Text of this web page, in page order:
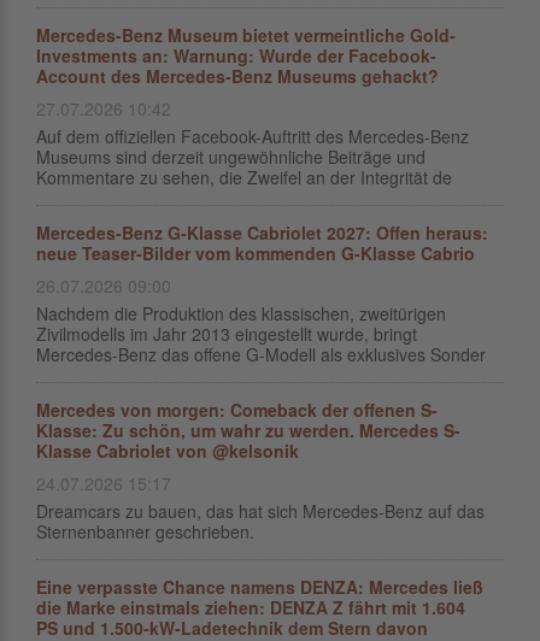
Mercedes-Benz Museum bietet vermeintliche Gold-
Investments an: Warnung: Wurde der Facebook-
Account des Mercedes-Benz Museums gehackt?
27.07.2026 10:42
Auf dem offiziellen Facebook-Auftritt des Mercedes-Benz
Museums sind derzeit ungewöhnliche Beiträge und
Kommentare zu sehen, die Zweifel an der Integrität de
Mercedes-Benz G-Klasse Cabriolet 2027: Offen heraus:
neue Teaser-Bilder vom kommenden G-Klasse Cabrio
26.07.2026 09:00
Nachdem die Produktion des klassischen, zweitürigen
Zivilmodells im Jahr 2013 eingestellt wurde, bringt
Mercedes-Benz das offene G-Modell als exklusives Sonder
Mercedes von morgen: Comeback der offenen S-
Klasse: Zu schön, um wahr zu werden. Mercedes S-
Klasse Cabriolet von @kelsonik
24.07.2026 15:17
Dreamcars zu bauen, das hat sich Mercedes-Benz auf das
Sternenbanner geschrieben.
Eine verpasste Chance namens DENZA: Mercedes ließ
die Marke einstmals ziehen: DENZA Z fährt mit 1.604
PS und 1.500-kW-Ladetechnik dem Stern davon